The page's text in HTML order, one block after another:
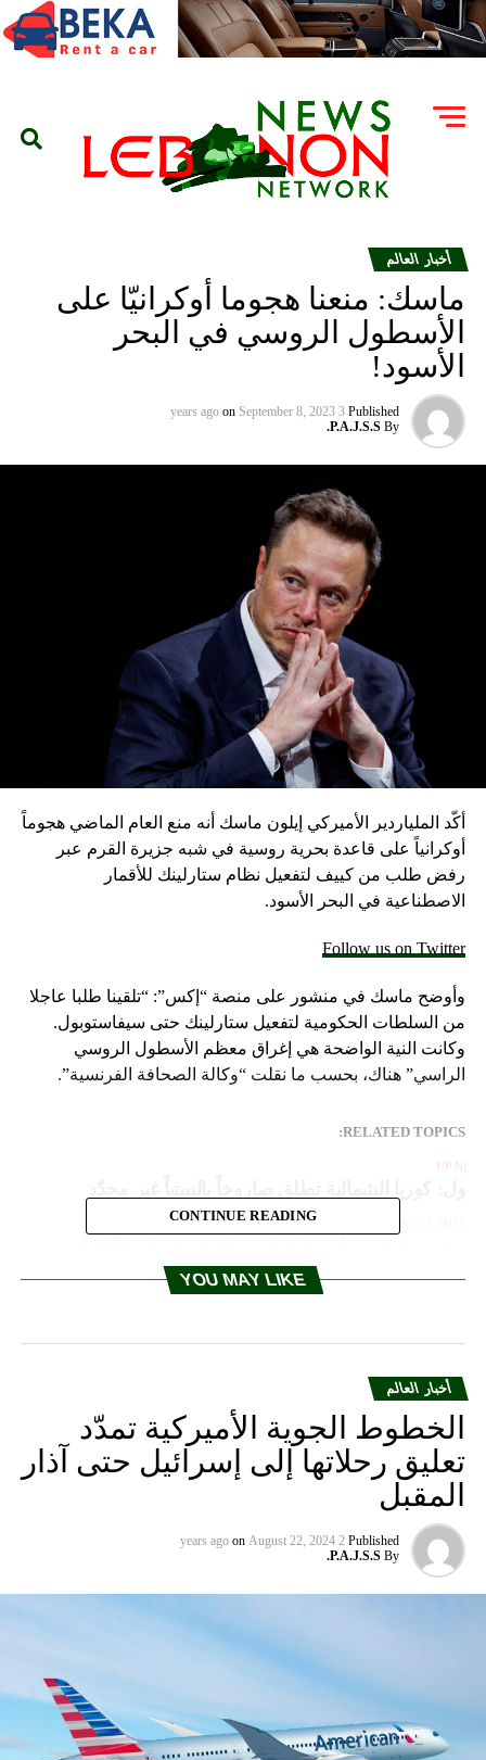
أخبار العالم
ماسك: منعنا هجوما أوكرانيّا على
الأسطول الروسي في البحر
الأسود!
Published
3 years ago
on September 8, 2023
By
P.A.J.S.S.
أكّد الملياردير الأميركي إيلون ماسك أنه منع العام الماضي هجوماً
أوكرانياً على قاعدة بحرية روسية في شبه جزيرة القرم عبر
رفض طلب من كييف لتفعيل نظام ستارلينك للأقمار
الاصطناعية في البحر الأسود.
Follow us on Twitter
وأوضح ماسك في منشور على منصة “إكس”: “تلقينا طلبا عاجلا
من السلطات الحكومية لتفعيل ستارلينك حتى سيفاستوبول.
وكانت النية الواضحة هي إغراق معظم الأسطول الروسي
الراسي” هناك، بحسب ما نقلت “وكالة الصحافة الفرنسية”.
RELATED TOPICS:
UP
CONTINUE READING
YOU MAY LIKE
أخبار العالم
الخطوط الجوية الأميركية تمدّد
تعليق رحلاتها إلى إسرائيل حتى آذار
المقبل
Published
2 years ago
on August 22, 2024
By
P.A.J.S.S.